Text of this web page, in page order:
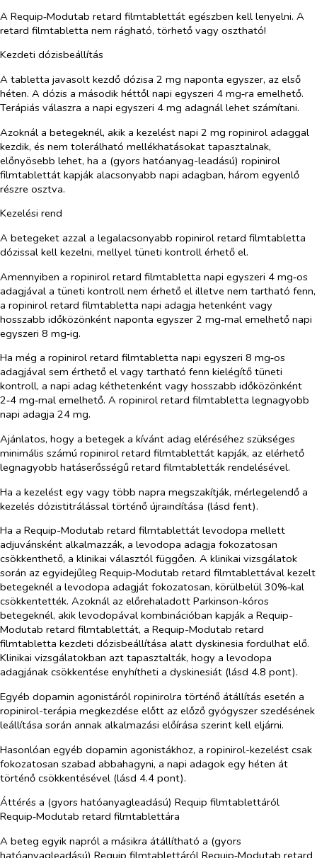
A Requip‑Modutab retard filmtablettát egészben kell lenyelni. A
retard filmtabletta nem rágható, törhető vagy osztható!
Kezdeti dózisbeállítás
A tabletta javasolt kezdő dózisa 2 mg naponta egyszer, az első
héten. A dózis a második héttől napi egyszeri 4 mg‑ra emelhető.
Terápiás válaszra a napi egyszeri 4 mg adagnál lehet számítani.
Azoknál a betegeknél, akik a kezelést napi 2 mg ropinirol adaggal
kezdik, és nem tolerálható mellékhatásokat tapasztalnak,
előnyösebb lehet, ha a (gyors hatóanyag-leadású) ropinirol
filmtablettát kapják alacsonyabb napi adagban, három egyenlő
részre osztva.
Kezelési rend
A betegeket azzal a legalacsonyabb ropinirol retard filmtabletta
dózissal kell kezelni, mellyel tüneti kontroll érhető el.
Amennyiben a ropinirol retard filmtabletta napi egyszeri 4 mg‑os
adagjával a tüneti kontroll nem érhető el illetve nem tartható fenn,
a ropinirol retard filmtabletta napi adagja hetenként vagy
hosszabb időközönként naponta egyszer 2 mg‑mal emelhető napi
egyszeri 8 mg‑ig.
Ha még a ropinirol retard filmtabletta napi egyszeri 8 mg‑os
adagjával sem érthető el vagy tartható fenn kielégítő tüneti
kontroll, a napi adag kéthetenként vagy hosszabb időközönként
2‑4 mg‑mal emelhető. A ropinirol retard filmtabletta legnagyobb
napi adagja 24 mg.
Ajánlatos, hogy a betegek a kívánt adag eléréséhez szükséges
minimális számú ropinirol retard filmtablettát kapják, az elérhető
legnagyobb hatáserősségű retard filmtabletták rendelésével.
Ha a kezelést egy vagy több napra megszakítják, mérlegelendő a
kezelés dózistitrálással történő újraindítása (lásd fent).
Ha a Requip-Modutab retard filmtablettát levodopa mellett
adjuvánsként alkalmazzák, a levodopa adagja fokozatosan
csökkenthető, a klinikai választól függően. A klinikai vizsgálatok
során az egyidejűleg Requip‑Modutab retard filmtablettával kezelt
betegeknél a levodopa adagját fokozatosan, körülbelül 30%‑kal
csökkentették. Azoknál az előrehaladott Parkinson-kóros
betegeknél, akik levodopával kombinációban kapják a Requip-
Modutab retard filmtablettát, a Requip-Modutab retard
filmtabletta kezdeti dózisbeállítása alatt dyskinesia fordulhat elő.
Klinikai vizsgálatokban azt tapasztalták, hogy a levodopa
adagjának csökkentése enyhítheti a dyskinesiát (lásd 4.8 pont).
Egyéb dopamin agonistáról ropinirolra történő átállítás esetén a
ropinirol-terápia megkezdése előtt az előző gyógyszer szedésének
leállítása során annak alkalmazási előírása szerint kell eljárni.
Hasonlóan egyéb dopamin agonistákhoz, a ropinirol-kezelést csak
fokozatosan szabad abbahagyni, a napi adagok egy héten át
történő csökkentésével (lásd 4.4 pont).
Áttérés a (gyors hatóanyagleadású) Requip filmtablettáról
Requip‑Modutab retard filmtablettára
A beteg egyik napról a másikra átállítható a (gyors
hatóanyagleadású) Requip filmtablettáról Requip‑Modutab retard